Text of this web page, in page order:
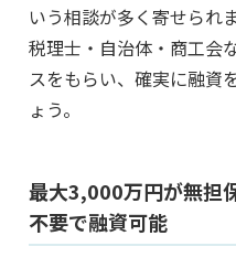
いう相談が多く寄せられま
税理士・自治体・商工会
スをもらい、確実に融資
ょう。
最大3,000万円が無担
不要で融資可能